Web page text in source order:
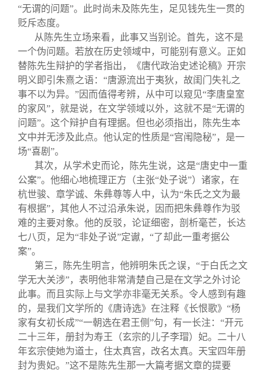
“无谓的问题”。此时尚未及陈先生，足见钱先生一贯的
贬斥态度。
从陈先生立场来看，此事又当别论。首先，这不是
一个伪问题。若放在历史领域中，可能别有意义。正如
替陈先生辩护的学者指出，《唐代政治史述论稿》开宗
明义即引朱熹之语：“唐源流出于夷狄，故闺门失礼之
事不以为异。”因而值得考辨，从中可以窥见“李唐皇室
的家风”，就是说，在文学领域以外，这就不是“无谓的
问题”。这个辩护自有理据。但也必须指出，陈先生本
文中并无涉及此点。他认定的性质是“宫闱隐秘”，是一
场“喜剧”。
其次，从学术史而论，陈先生说，这是“唐史中一重
公案”。他细心地梳理正方（主张“处子说”）诸家，在
杭世骏、章学诚、朱彝尊等人中，认为“朱氏之文为最
有根据”，其他人不过沿承朱说，因而把朱彝尊作为驳
难的主要对象。他的反驳，论证细密，剖析毫芒，长达
七八页，足为“非处子说”定谳，“了却此一重考据公
案”。
第三，陈先生明言，他辨明朱氏之误，“于白氏之文
学无大关涉”，表明他非常清楚自己是在文学之外讨论
此事。而且实际上与文学亦非毫无关系。令人感到有趣
的，是我们文学所的《唐诗选》在注释《长恨歌》“杨
家有女初长成”“一朝选在君王侧”句，有一长注：“开元
二十三年，册封为寿王（玄宗的儿子李瑁）妃。二十八
年玄宗使她为道士，住太真宫，改名太真。天宝四年册
封为贵妃。”这不是陈先生那一大篇考据文章的提要